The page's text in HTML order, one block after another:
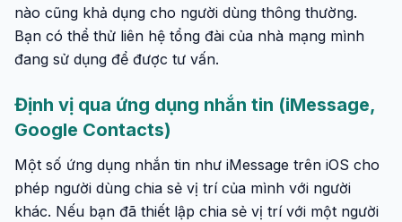
nào cũng khả dụng cho người dùng thông thường.
Bạn có thể thử liên hệ tổng đài của nhà mạng mình
đang sử dụng để được tư vấn.
Định vị qua ứng dụng nhắn tin (iMessage,
Google Contacts)
Một số ứng dụng nhắn tin như iMessage trên iOS cho
phép người dùng chia sẻ vị trí của mình với người
khác. Nếu bạn đã thiết lập chia sẻ vị trí với một người